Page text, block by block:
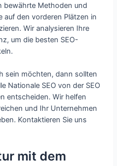
bewährte Methoden und
auf den vorderen Plätzen in
Wir analysieren Ihre
um die besten SEO-
sein möchten, dann sollten
Nationale SEO von der SEO
entscheiden. Wir helfen
und Ihr Unternehmen
Kontaktieren Sie uns
mit dem